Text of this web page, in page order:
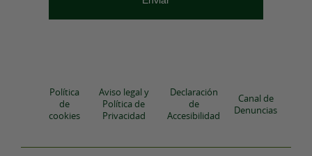
Política
de
cookies
Aviso legal y
Política de
Privacidad
Declaración
de
Accesibilidad
Canal de
Denuncias